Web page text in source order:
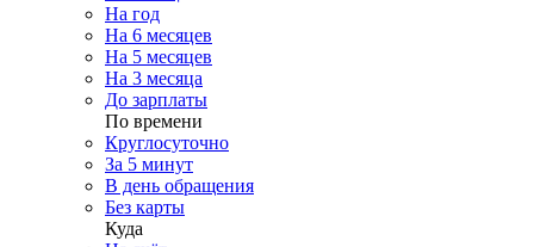
На год
На 6 месяцев
На 5 месяцев
На 3 месяца
До зарплаты
По времени
Круглосуточно
За 5 минут
В день обращения
Без карты
Куда